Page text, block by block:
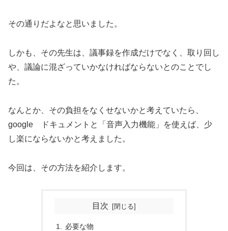
その通りだよなと思いました。
しかも、その先生は、議事録を作成だけでなく、取り回し
や、議論に混ざっていかなければならないとのことでし
た。
なんとか、その負担をなくせないかと考えていたら、
google ドキュメントと「音声入力機能」を使えば、少
し楽にならないかと考えました。
今回は、その方法を紹介します。
目次
必要な物